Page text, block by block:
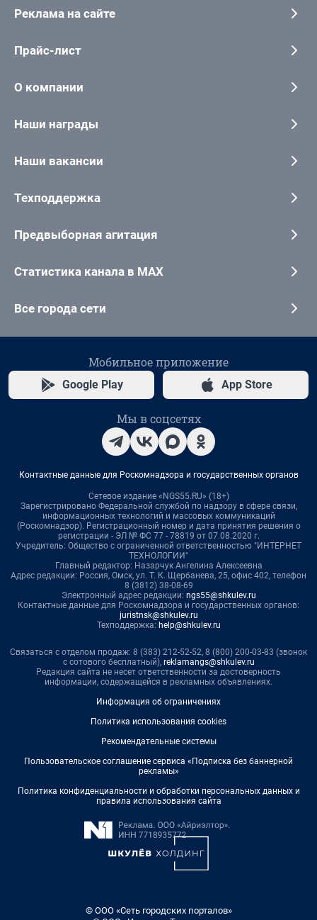
Реклама на сайте
Прайс-лист
О компании
Наши награды
Наши вакансии
Техподдержка
Предвыборная агитация
Статистика канала в MAX
Все города сети
Мобильное приложение
Google Play App Store
Мы в соцсетях
Контактные данные для Роскомнадзора и государственных органов
Сетевое издание «NGS55.RU» (18+)
Зарегистрировано Федеральной службой по надзору в сфере связи,
информационных технологий и массовых коммуникаций
(Роскомнадзор). Регистрационный номер и дата принятия решения о
регистрации - ЭЛ № ФС 77 - 78819 от 07.08.2020 г.
Учредитель: Общество с ограниченной ответственностью "ИНТЕРНЕТ
ТЕХНОЛОГИИ"
Главный редактор: Назарчук Ангелина Алексеевна
Адрес редакции: Россия, Омск, ул. Т. К. Щербанева, 25, офис 402, телефон
8 (3812) 38-08-69
Электронный адрес редакции: ngs55@shkulev.ru
Контактные данные для Роскомнадзора и государственных органов:
juristnsk@shkulev.ru
Техподдержка: help@shkulev.ru
Связаться с отделом продаж: 8 (383) 212-52-52, 8 (800) 200-03-83 (звонок
с сотового бесплатный), reklamangs@shkulev.ru
Редакция сайта не несет ответственности за достоверность
информации, содержащейся в рекламных объявлениях.
Информация об ограничениях
Политика использования cookies
Рекомендательные системы
Пользовательское соглашение сервиса «Подписка без баннерной
рекламы»
Политика конфиденциальности и обработки персональных данных и
правила использования сайта
© ООО «Сеть городских порталов»